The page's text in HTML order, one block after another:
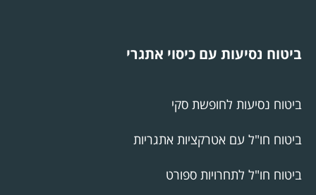
ביטוח נסיעות עם כיסוי אתגרי
ביטוח נסיעות לחופשת סקי
ביטוח חו"ל עם אטרקציות אתגריות
ביטוח חו"ל לתחרויות ספורט